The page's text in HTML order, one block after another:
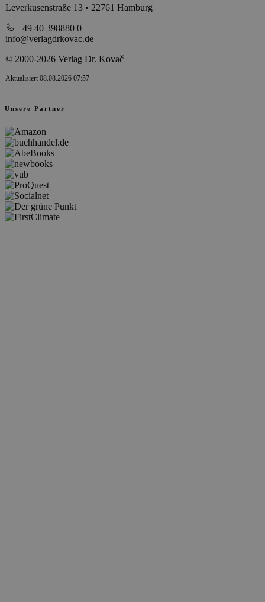
Leverkusenstraße 13 • 22761 Hamburg
+49 40 398880 0
info@verlagdrkovac.de
© 2000-2026 Verlag Dr. Kovač
Aktualisiert 08.08.2026 07:57
Unsere Partner